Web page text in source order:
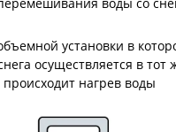
установки в
осуществляется в тот
происходит нагрев воды